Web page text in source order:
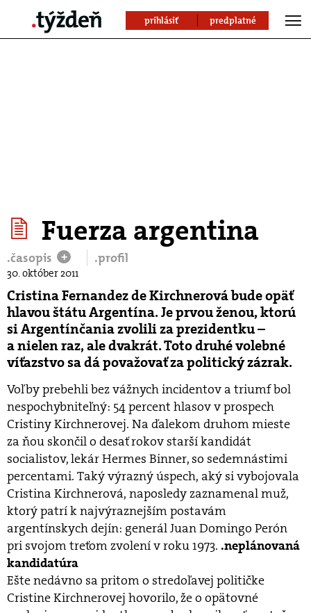
prihlásiť predplatné
Fuerza argentina
.časopis + .profil
30. október 2011
Cristina Fernandez de Kirchnerová bude opäť
hlavou štátu Argentína. Je prvou ženou, ktorú
si Argentínčania zvolili za prezidentku –
a nielen raz, ale dvakrát. Toto druhé volebné
víťazstvo sa dá považovať za politický zázrak.
Voľby prebehli bez vážnych incidentov a triumf bol
nespochybniteľný: 54 percent hlasov v prospech
Cristiny Kirchnerovej. Na ďalekom druhom mieste
za ňou skončil o desať rokov starší kandidát
socialistov, lekár Hermes Binner, so sedemnástimi
percentami. Taký výrazný úspech, aký si vybojovala
Cristina Kirchnerová, naposledy zaznamenal muž,
ktorý patrí k najvýraznejším postavám
argentínskych dejín: generál Juan Domingo Perón
pri svojom treťom zvolení v roku 1973. .neplánovaná
kandidatúra
Ešte nedávno sa pritom o stredoľavej političke
Cristine Kirchnerovej hovorilo, že o opätovné